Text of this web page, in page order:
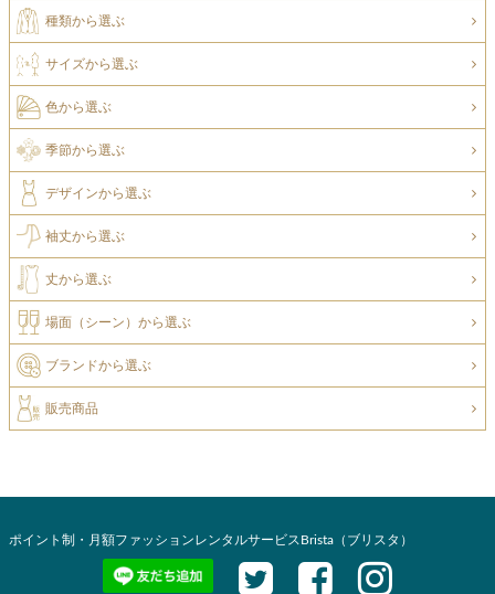
種類から選ぶ
サイズから選ぶ
色から選ぶ
季節から選ぶ
デザインから選ぶ
袖丈から選ぶ
丈から選ぶ
場面（シーン）から選ぶ
ブランドから選ぶ
販売商品
ポイント制・月額ファッションレンタルサービスBrista（ブリスタ）